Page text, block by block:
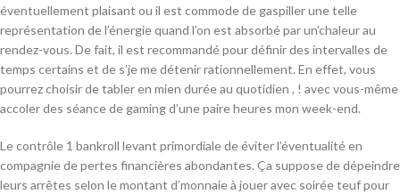
éventuellement plaisant ou il est commode de gaspiller une telle
représentation de l’énergie quand l’on est absorbé par un’chaleur au
rendez-vous. De fait, il est recommandé pour définir des intervalles de
temps certains et de s’je me détenir rationnellement. En effet, vous
pourrez choisir de tabler en mien durée au quotidien , ! avec vous-même
accoler des séance de gaming d’une paire heures mon week-end.
Le contrôle 1 bankroll levant primordiale de éviter l’éventualité en
compagnie de pertes financières abondantes. Ça suppose de dépeindre
leurs arrêtes selon le montant d’monnaie à jouer avec soirée teuf pour